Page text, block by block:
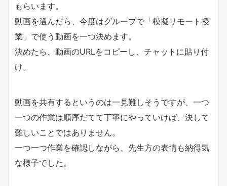
もらいます。
動画を選んだら、今度はグループで「模擬リモート授
業」で使う動画を一つ決めます。
決めたら、動画のURLをコピーし、チャットに貼り付
け。
動画を共有するというのは一見難しそうですが、一つ
一つの作業は順序だてて丁寧にやっていけば、決して
難しいことではありません。
一つ一つ作業を確認しながら、先生方の表情も納得気
な様子でした。